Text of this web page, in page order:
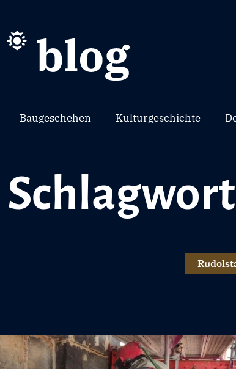
Baugeschehen Kulturgeschichte